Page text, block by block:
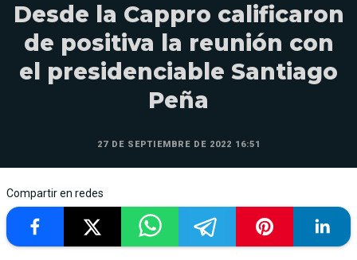
Desde la Cappro calificaron
de positiva la reunión con
el presidenciable Santiago
Peña
27 DE SEPTIEMBRE DE 2022 16:51
Compartir en redes